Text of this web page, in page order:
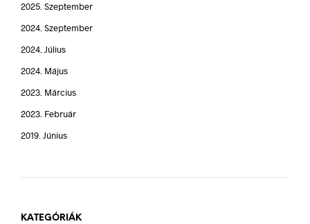
2025. Szeptember
2024. Szeptember
2024. Július
2024. Május
2023. Március
2023. Február
2019. Június
KATEGÓRIÁK